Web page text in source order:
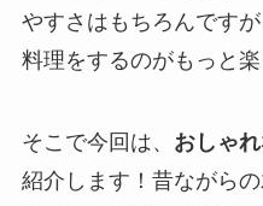
やすさはもちろんです
料理をするのがもっと楽
そこで今回は、 おしゃ
紹介します！昔ながら